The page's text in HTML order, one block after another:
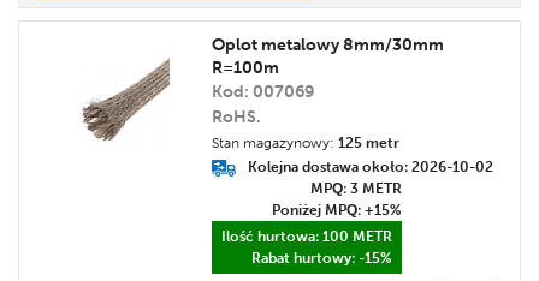
Oplot metalowy 8mm/30mm
R=100m
Kod: 007069
RoHS.
Kolejna dostawa około: 2026-10-02
Stan magazynowy: 125 metr
MPQ: 3 METR
Poniżej MPQ: +15%
Ilość hurtowa: 100 METR
Rabat hurtowy: -15%